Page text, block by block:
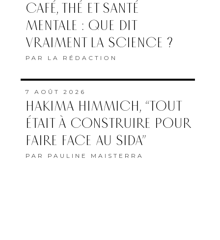
CAFÉ, THÉ ET SANTÉ
MENTALE : QUE DIT
VRAIMENT LA SCIENCE ?
PAR LA RÉDACTION
7 AOÛT 2026
HAKIMA HIMMICH, “TOUT
ÉTAIT À CONSTRUIRE POUR
FAIRE FACE AU SIDA”
PAR PAULINE MAISTERRA